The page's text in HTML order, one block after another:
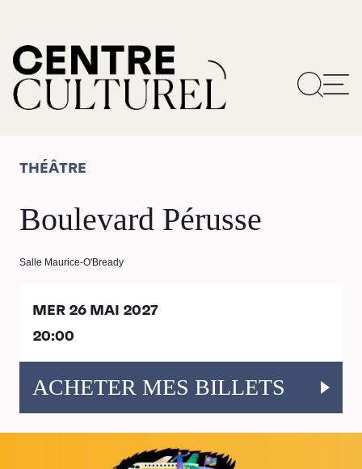
THÉÂTRE
Boulevard Pérusse
Salle Maurice-O'Bready
MER 26 MAI 2027
20:00
ACHETER MES BILLETS